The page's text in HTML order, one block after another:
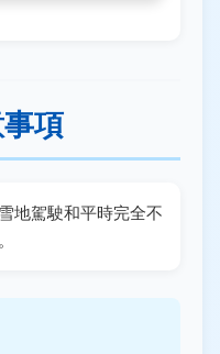
項
地駕駛和平時完全不